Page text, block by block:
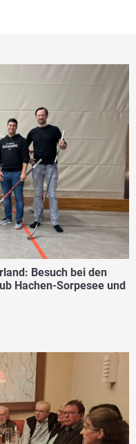
Besuch bei den
Hachen-Sorpesee und